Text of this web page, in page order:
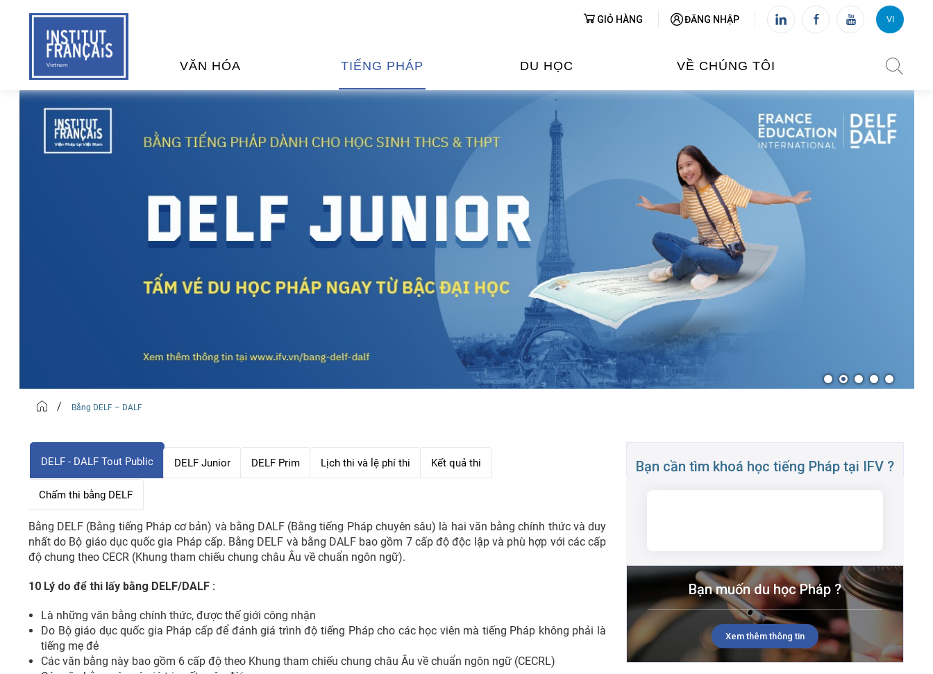
VĂN HÓA
CHƯƠNG TRÌNH CHIẾU PHIM
TIẾNG PHÁP
HỌC TIẾNG PHÁP NGAY TẠI
PHÁP
DU HỌC
DU HỌC PHÁP
CHƯƠNG TRÌNH ĐÀO TẠO
CỦA PHÁP TẠI VIỆT NAM
FRANCE ALUMNI VIỆT NAM
VỀ CHÚNG TÔI
VIỆN PHÁP TẠI VIỆT NAM
CHI NHÁNH: HÀ NỘI
CHI NHÁNH: HUẾ
CHI NHÁNH: ĐÀ NẴNG
CHI NHÁNH: TPHCM
TUYỂN DỤNG
GIỎ HÀNG ĐĂNG NHẬP VI
VI FR
/ Bằng DELF – DALF
DELF - DALF Tout Public DELF Junior DELF Prim Lịch thi và lệ phí thi Kết quả thi
Chấm thi bằng DELF
Bằng DELF (Bằng tiếng Pháp cơ bản) và bằng DALF (Bằng tiếng Pháp chuyên sâu) là hai văn bằng chính thức và duy
nhất do Bộ giáo dục quốc gia Pháp cấp. Bằng DELF và bằng DALF bao gồm 7 cấp độ độc lập và phù hợp với các cấp
độ chung theo CECR (Khung tham chiếu chung châu Âu về chuẩn ngôn ngữ).
10 Lý do để thi lấy bằng DELF/DALF :
Là những văn bằng chính thức, được thế giới công nhận
Do Bộ giáo dục quốc gia Pháp cấp để đánh giá trình độ tiếng Pháp cho các học viên mà tiếng Pháp không phải là
tiếng mẹ đẻ
Các văn bằng này bao gồm 6 cấp độ theo Khung tham chiếu chung châu Âu về chuẩn ngôn ngữ (CECRL)
Bạn cần tìm khoá học tiếng Pháp tại IFV ?
Bạn muốn du học Pháp ?
Xem thêm thông tin